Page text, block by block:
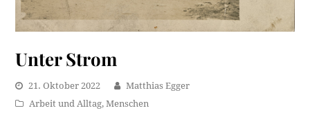
Unter Strom
21. Oktober 2022
Matthias Egger
Arbeit und Alltag,Menschen